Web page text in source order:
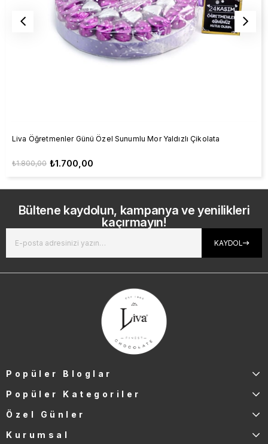
Liva Öğretmenler Günü Özel Sunumlu Mor Yaldızlı Çikolata
₺1.700,00
₺1.800,00
Bültene kaydolun, kampanya ve yenilikleri
kaçırmayın!
KAYDOL
Popüler Bloglar
Popüler Kategoriler
Özel Günler
Kurumsal